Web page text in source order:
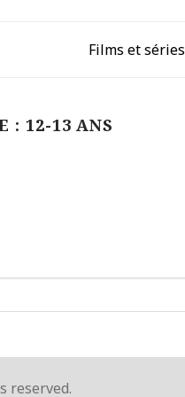
Films et séries
: 12-13 ANS
reserved.